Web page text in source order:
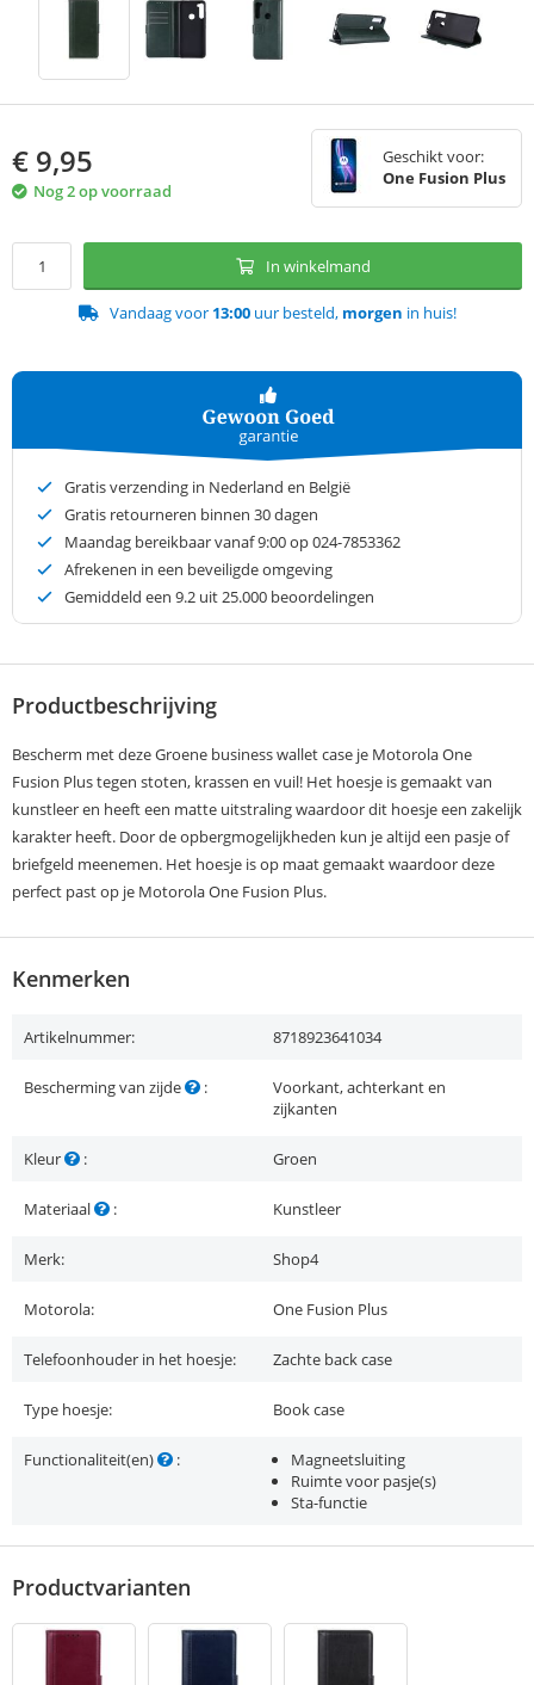
€ 9,95
Nog 2 op voorraad
Geschikt voor:
One Fusion Plus
In winkelmand
Vandaag voor 13:00uur besteld, morgen in huis!
Gratis verzending in Nederland en België
Gratis retourneren binnen 30 dagen
Maandag bereikbaar vanaf 9:00 op 024-7853362
Afrekenen in een beveiligde omgeving
Gemiddeld een 9.2 uit 25.000 beoordelingen
Productbeschrijving
Bescherm met deze Groene business wallet case je Motorola One
Fusion Plus tegen stoten, krassen en vuil! Het hoesje is gemaakt van
kunstleer en heeft een matte uitstraling waardoor dit hoesje een zakelijk
karakter heeft. Door de opbergmogelijkheden kun je altijd een pasje of
briefgeld meenemen. Het hoesje is op maat gemaakt waardoor deze
perfect past op je Motorola One Fusion Plus.
Kenmerken
Artikelnummer: 8718923641034
Bescherming van zijde :
Voorkant, achterkant en
zijkanten
Kleur : Groen
Materiaal : Kunstleer
Merk: Shop4
Motorola: One Fusion Plus
Telefoonhouder in het hoesje: Zachte back case
Type hoesje: Book case
Functionaliteit(en) :
Magneetsluiting
Ruimte voor pasje(s)
Sta-functie
Productvarianten